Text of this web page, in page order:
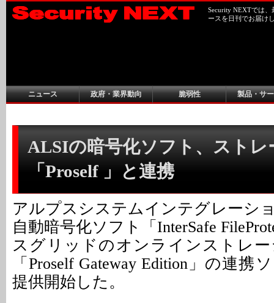
Security NEXTでは
ースを日刊でお届け
ニュース 政府・業界動向 脆弱性 製品・サ
ALSIの暗号化ソフト、ストレ
「Proself 」と連携
アルプスシステムインテグレーシ
自動暗号化ソフト「InterSafe
スグリッドのオンラインストレ
「Proself Gateway Edition」の連携
提供開始した。